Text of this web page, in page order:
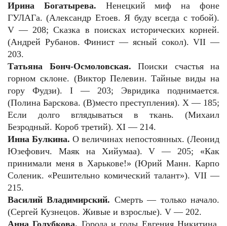
Ирина Богатырева. Ненецкий миф на фоне
ГУЛАГа. (Александр Етоев. Я буду всегда с тобой).
V — 208; Сказка в поисках исторических корней.
(Андрей Рубанов. Финист — ясный сокол). VII —
203.
Татьяна Бонч-Осмоловская. Поиски счастья на
горном склоне. (Виктор Пелевин. Тайные виды на
гору Фудзи). I — 203; Эвридика поднимается.
(Полина Барскова. (В)место преступления). X — 185;
Если долго вглядываться в ткань. (Михаил
Безродный. Короб третий). XI — 214.
Инна Булкина. О величинах непостоянных. (Леонид
Юзефович. Маяк на Хийумаа). V — 205; «Как
принимали меня в Харькове!» (Юрий Манн. Карпо
Соленик. «Решительно комический талант»). VII —
215.
Василий Владимирский. Смерть — только начало.
(Сергей Кузнецов. Живые и взрослые). V — 202.